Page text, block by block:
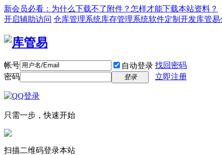
新会员必看：为什么下载不了附件？怎样才能下载本站资料？
开启辅助访问 仓库管理系统库存管理系统软件定制开发库管
帐号 自动登录 找回密码
密码
登录 立即注册
只需一步，快速开始
扫描二维码登录本站